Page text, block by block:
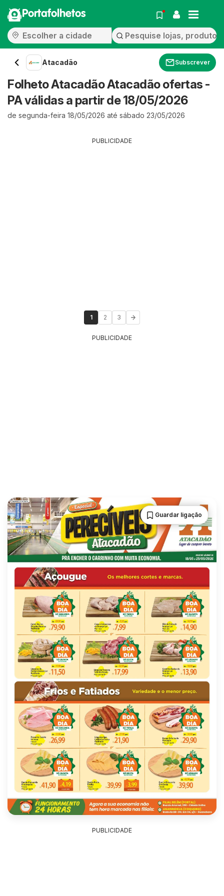
Portafolhetos
Atacadão Subscrever
Folheto Atacadão Atacadão ofertas -
PA válidas a partir de 18/05/2026
de segunda-feira 18/05/2026 até sábado 23/05/2026
PUBLICIDADE
1 2 3
PUBLICIDADE
Guardar ligação
PUBLICIDADE